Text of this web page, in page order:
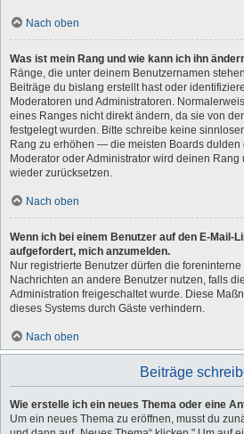
Nach oben
Was ist mein Rang und wie kann ich ihn
Ränge, die unter deinem Benutzernamen
Beiträge du bislang erstellt hast oder
Moderatoren und Administratoren.
eines Ranges nicht direkt ändern, da sie von
festgelegt wurden. Bitte schreibe keine
Rang zu erhöhen — die meisten Boards dulden
Moderator oder Administrator wird deinen
wieder zurücksetzen.
Nach oben
Wenn ich bei einem Benutzer auf den E-Mail-
aufgefordert, mich anzumelden.
Nur registrierte Benutzer dürfen die
Nachrichten an andere Benutzer nutzen, falls
Administration freigeschaltet wurde. Diese
dieses Systems durch Gäste verhindern.
Nach oben
Beiträge
Wie erstelle ich ein neues Thema oder eine
Um ein neues Thema zu eröffnen, musst du